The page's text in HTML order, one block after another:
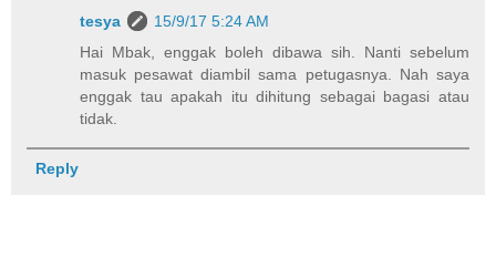
tesya
15/9/17 5:24 AM
Hai Mbak, enggak boleh dibawa sih. Nanti sebelum
masuk pesawat diambil sama petugasnya. Nah saya
enggak tau apakah itu dihitung sebagai bagasi atau
tidak.
Reply